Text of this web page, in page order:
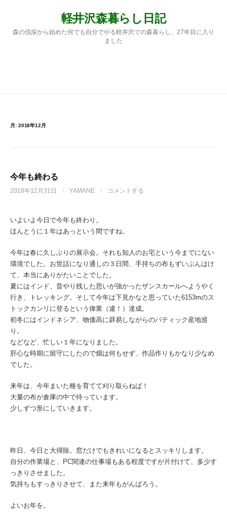
軽井沢森暮らし日記
森の伐採から始めた何でも自分でやる軽井沢での森暮らし、27年目に入り
ました
月: 2018年12月
今年も終わる
2018年12月31日 / YAMANE / コメントする
いよいよ今日で今年も終わり。
ほんとうに１年はあっという間ですね。
今年は春に久しぶりの展示会。それも知人のお宅という今までにない
環境でした。お世話になり通しの３日間、手持ちの布もずいぶんはけ
て、本当にありがたいことでした。
夏にはインド、昔やり残した思いが強かったザンスカールへようやく
行き、トレッキング。そして今年は下見かなと思っていた6153mのス
トックカンリに登るという偉業（違！）達成。
初冬にはインドネシア、物価高に辟易しながらのバティック産地巡
り。
などなど、忙しい１年になりました。
肝心な時期に留守にしたので畑は何もせず、作品作りもかなり少なめ
でした。
来年は、今年まいた種を育てて刈り取らねば！
大量の布が倉庫の中で待っています。
少しずつ形にしていきます。
昨日、今日と大掃除。窓だけでもきれいになるとスッキリします。
自分の作業場と、PC関連の仕事場もある程度ですが片付けて、多少す
っきりさせました。
気持ちもすっきりさせて、また来年もがんばろう。
よいお年を。